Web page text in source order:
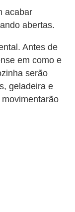
acabar
abertas.
Antes de
em como e
serão
geladeira e